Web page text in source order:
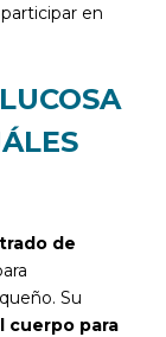
en
de
Su
cuerpo para